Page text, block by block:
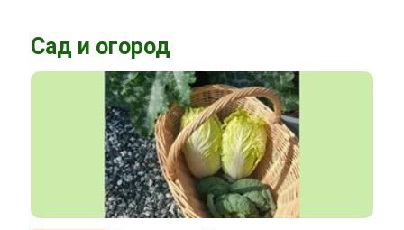
Сад и огород